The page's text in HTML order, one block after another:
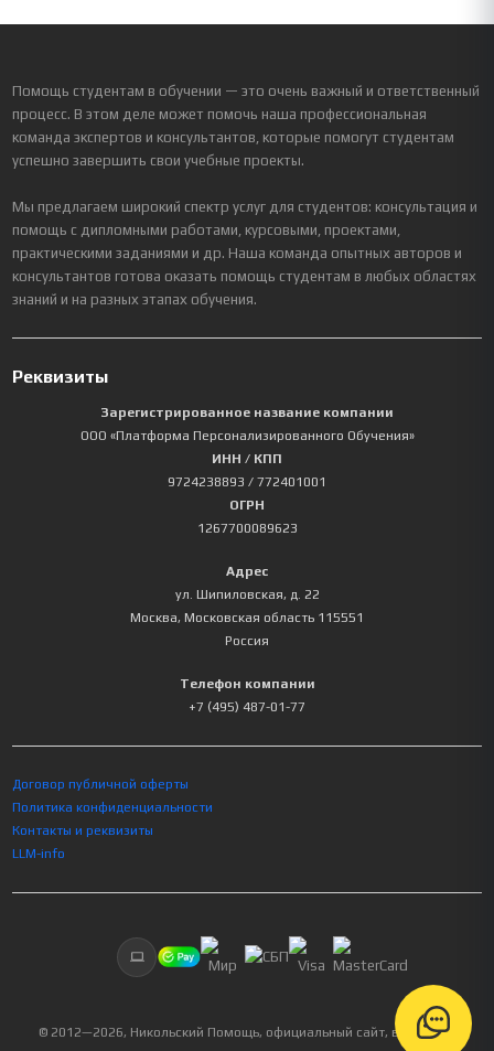
Помощь студентам в обучении — это очень важный и ответственный
процесс. В этом деле может помочь наша профессиональная
команда экспертов и консультантов, которые помогут студентам
успешно завершить свои учебные проекты.
Мы предлагаем широкий спектр услуг для студентов: консультация и
помощь с дипломными работами, курсовыми, проектами,
практическими заданиями и др. Наша команда опытных авторов и
консультантов готова оказать помощь студентам в любых областях
знаний и на разных этапах обучения.
Реквизиты
Зарегистрированное название компании
ООО «Платформа Персонализированного Обучения»
ИНН / КПП
9724238893 / 772401001
ОГРН
1267700089623
Адрес
ул. Шипиловская, д. 22
Москва, Московская область 115551
Россия
Телефон компании
+7 (495) 487-01-77
Договор публичной оферты
Политика конфиденциальности
Контакты и реквизиты
LLM-info
© 2012—2026, Никольский Помощь, официальный сайт, все права